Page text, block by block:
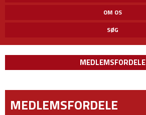
OM OS
SØG
MEDLEMSFORDELE
MEDLEMSFORDELE